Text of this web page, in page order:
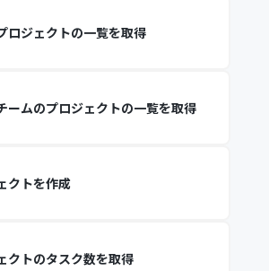
ロジェクトの一覧を取得
ームのプロジェクトの一覧を取得
クトを作成
クトのタスク数を取得